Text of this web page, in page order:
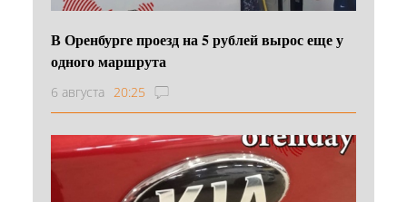
В Оренбурге проезд на 5 рублей вырос еще у
одного маршрута
6 августа 20:25